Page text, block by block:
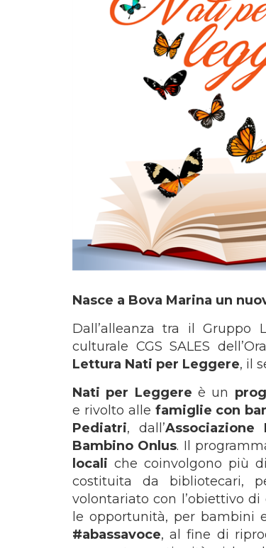
Nasce a Bova Marina un
Dall’alleanza tra il Gruppo
culturale CGS SALES
Lettura Nati per Leggere, il
Nati per Leggere è un
e rivolto alle famiglie con
Pediatri, dall’Associazione
Bambino Onlus. Il
locali che coinvolgono più di
costituita da bibliotecari,
volontariato con l’obiettivo
le opportunità, per bambini
#abassavoce, al fine di